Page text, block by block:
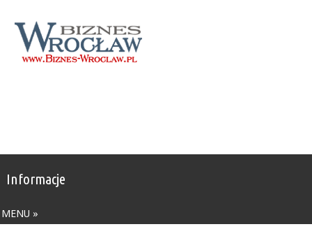
Informacje
MENU »